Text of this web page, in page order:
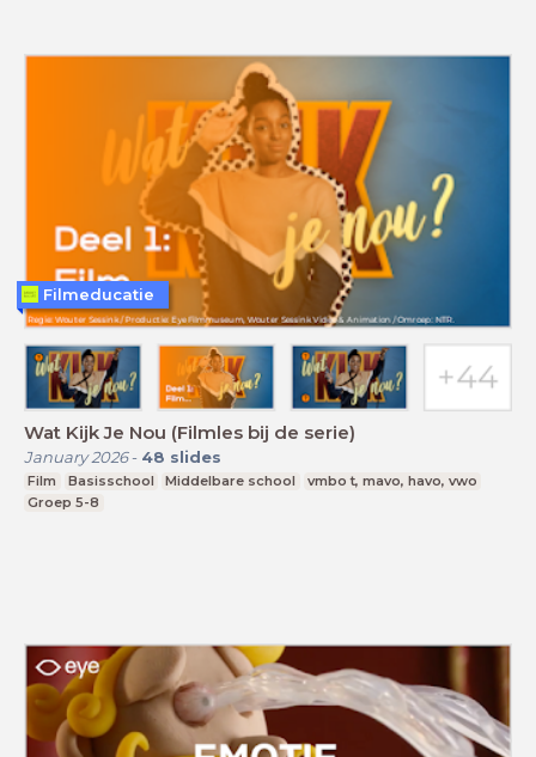
Wat Kijk Je Nou (Filmles bij de serie)
January 2026- 48 slides
Film Basisschool Middelbare school
vmbo t, mavo, havo, vwo
Groep 5-8
Filmeducatie